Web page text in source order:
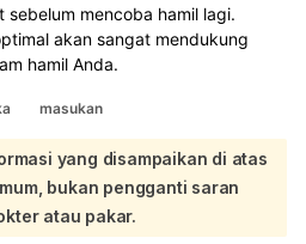
sebelum mencoba hamil lagi.
akan sangat mendukung
hamil Anda.
masukan
yang disampaikan di atas
bukan pengganti saran
atau pakar.